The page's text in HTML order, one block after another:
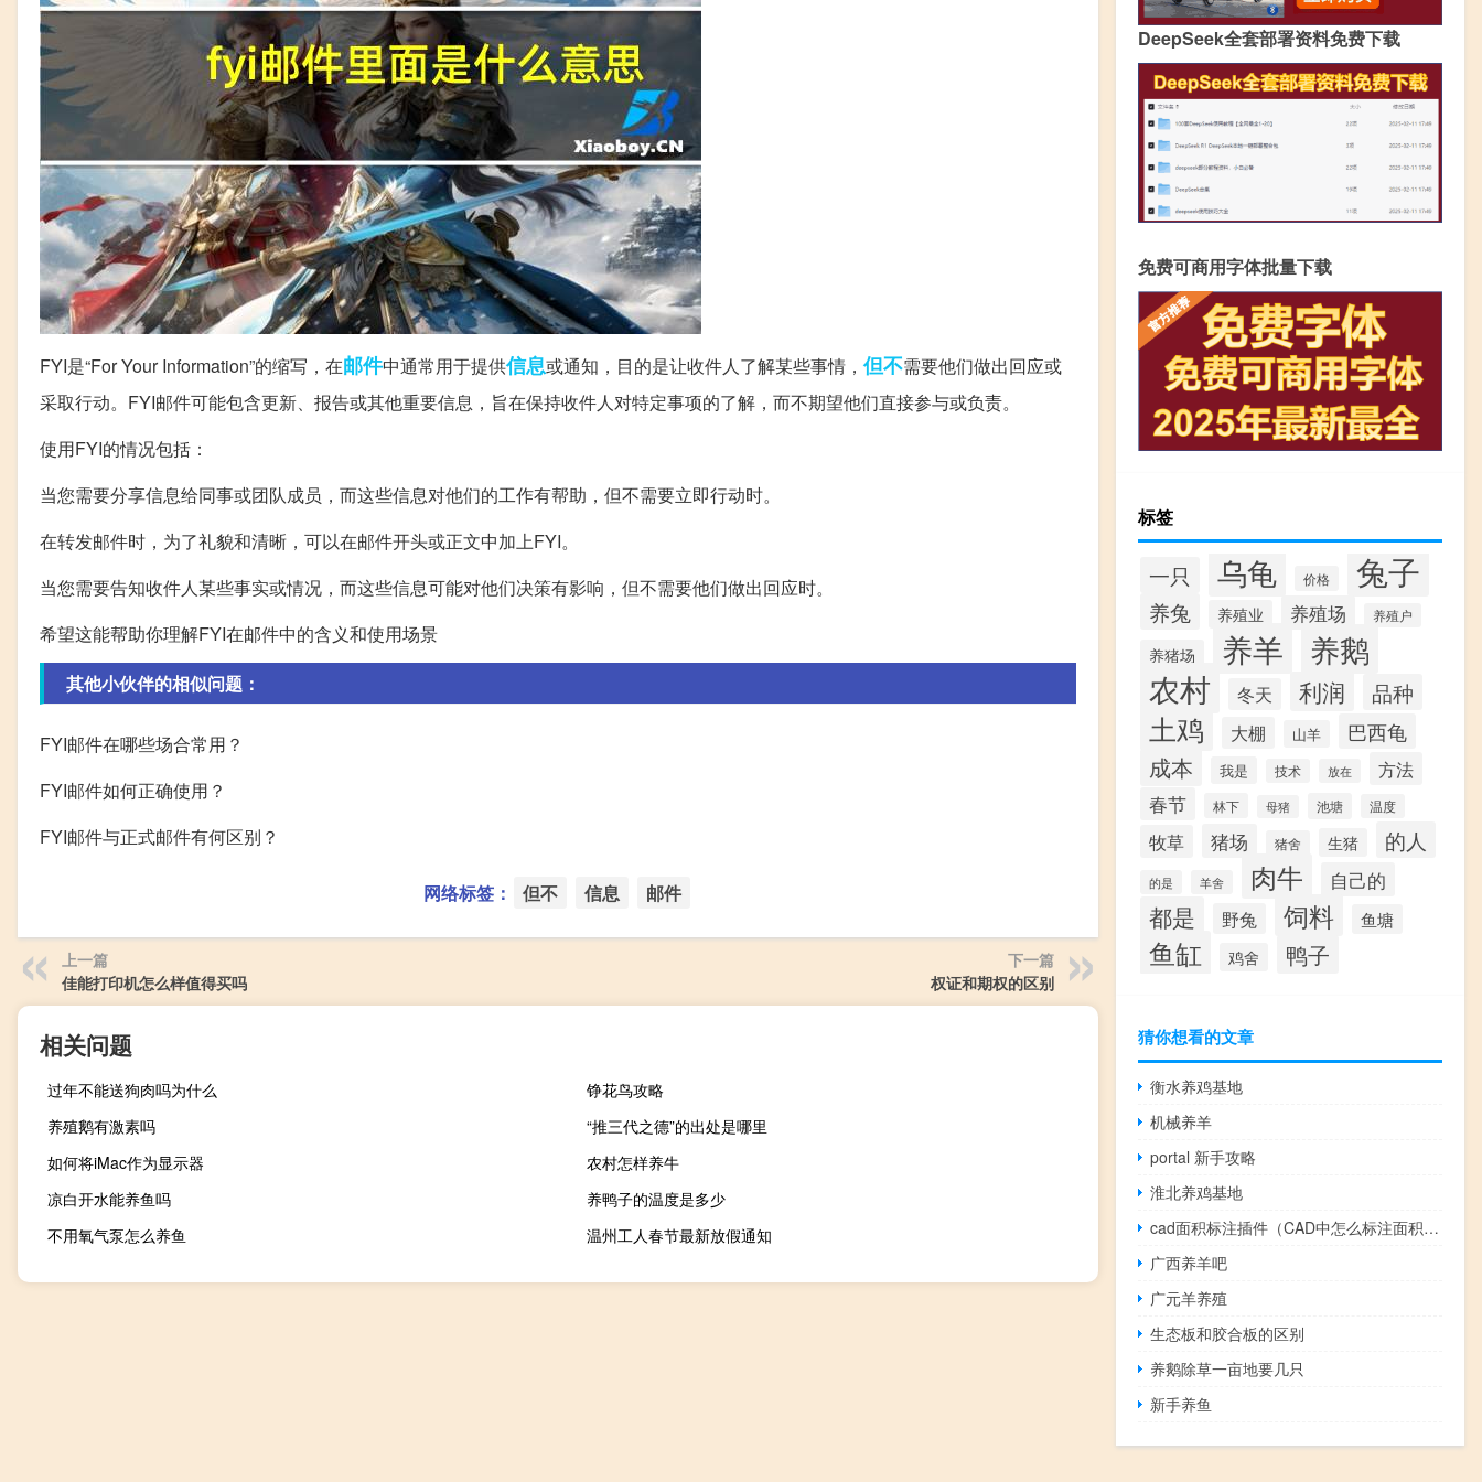
FYI是“For Your Information”的缩写，在邮件中通常用于提供信息或通知，目的是让收件人了解某些事情， 但不需要他们做出回应或
采取行动。FYI邮件可能包含更新、报告或其他重要信息，旨在保持收件人对特定事项的了解，而不期望他们直接参与或负责。
使用FYI的情况包括：
当您需要分享信息给同事或团队成员，而这些信息对他们的工作有帮助，但不需要立即行动时。
在转发邮件时，为了礼貌和清晰，可以在邮件开头或正文中加上FYI。
当您需要告知收件人某些事实或情况，而这些信息可能对他们决策有影响，但不需要他们做出回应时。
希望这能帮助你理解FYI在邮件中的含义和使用场景
其他小伙伴的相似问题：
FYI邮件在哪些场合常用？
FYI邮件如何正确使用？
FYI邮件与正式邮件有何区别？
网络标签： 但不 信息 邮件
上一篇
佳能打印机怎么样值得买吗
下一篇
权证和期权的区别
相关问题
过年不能送狗肉吗为什么
铮花鸟攻略
养殖鹅有激素吗
“推三代之德”的出处是哪里
如何将iMac作为显示器
农村怎样养牛
凉白开水能养鱼吗
养鸭子的温度是多少
不用氧气泵怎么养鱼
温州工人春节最新放假通知
DeepSeek全套部署资料免费下载
免费可商用字体批量下载
标签
一只 乌龟 价格 兔子
养兔 养殖业 养殖场 养殖户
养猪场 养羊 养鹅
农村 冬天 利润 品种
土鸡 大棚 山羊 巴西龟
成本 我是 技术 放在
方法
春节
林下 母猪 池塘 温度
牧草 猪场 猪舍 生猪 的人
的是 羊舍 肉牛 自己的
都是 野兔 饲料 鱼塘
鱼缸 鸡舍 鸭子
猜你想看的文章
衡水养鸡基地
机械养羊
portal 新手攻略
淮北养鸡基地
cad面积标注插件（CAD中怎么标注面积 他是怎样算出来的）
广西养羊吧
广元羊养殖
生态板和胶合板的区别
养鹅除草一亩地要几只
新手养鱼